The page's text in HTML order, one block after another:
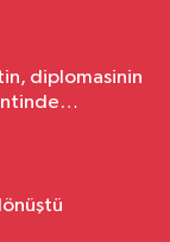
diplomasinin